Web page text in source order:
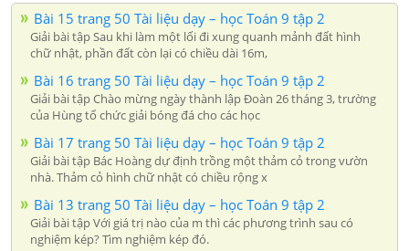
Bài 15 trang 50 Tài liệu dạy – học Toán 9 tập 2
Giải bài tập Sau khi làm một lối đi xung quanh mảnh đất hình
chữ nhật, phần đất còn lại có chiều dài 16m,
Bài 16 trang 50 Tài liệu dạy – học Toán 9 tập 2
Giải bài tập Chào mừng ngày thành lập Đoàn 26 tháng 3, trường
của Hùng tổ chức giải bóng đá cho các học
Bài 17 trang 50 Tài liệu dạy – học Toán 9 tập 2
Giải bài tập Bác Hoàng dự định trồng một thảm cỏ trong vườn
nhà. Thảm cỏ hình chữ nhật có chiều rộng x
Bài 13 trang 50 Tài liệu dạy – học Toán 9 tập 2
Giải bài tập Với giá trị nào của m thì các phương trình sau có
nghiệm kép? Tìm nghiệm kép đó.